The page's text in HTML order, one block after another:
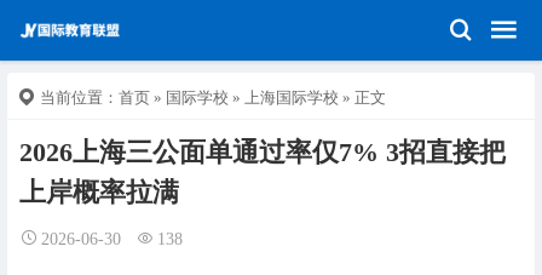
当前位置： 首页 » 国际学校 » 上海国际学校 » 正文
2026上海三公面单通过率仅7% 3招直接把
上岸概率拉满
2026-06-30 138